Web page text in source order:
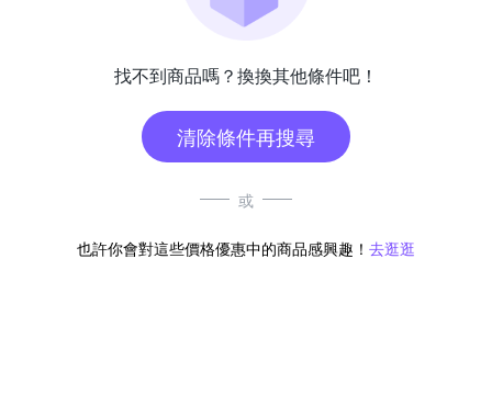
找不到商品嗎？換換其他條件吧！
清除條件再搜尋
或
也許你會對這些價格優惠中的商品感興趣！ 去逛逛